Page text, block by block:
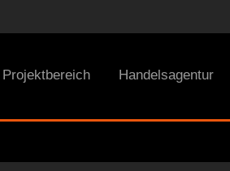
Projektbereich Handelsagentur